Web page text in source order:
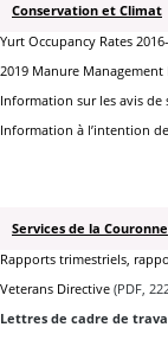
Conservation et Climat
Yurt Occupancy Rates
2019 Manure Management
Information sur les avis de
Information à l’intention
Services de la Couronne
Rapports trimestriels,
Veterans Directive (PDF,
Lettres de cadre de